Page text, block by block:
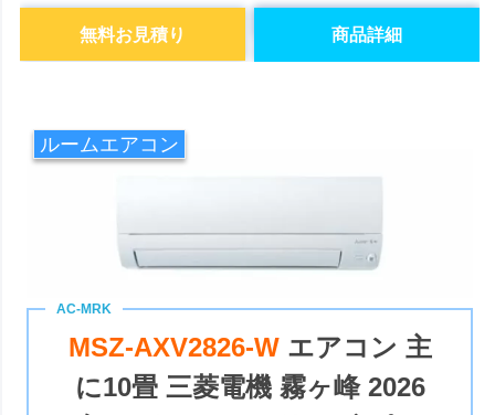
商品詳細
無料お見積り
ルームエアコン
MSZ-AXV2826-W エアコン 主
に10畳 三菱電機 霧ヶ峰 2026